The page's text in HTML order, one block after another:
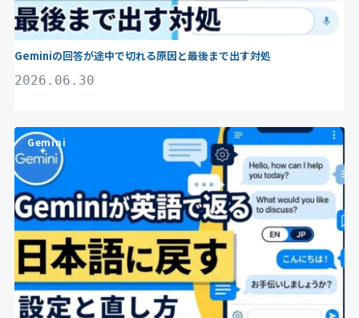
Geminiの回答が途中で切れる原因と最後まで出す対処
2026.06.30
Gemini